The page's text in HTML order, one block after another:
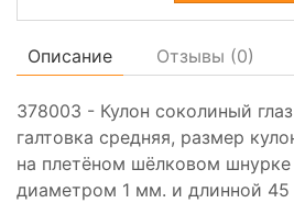
Описание Отзывы (0)
378003 - Кулон соколиный
галтовка средняя, размер
на плетёном шёлковом шнурке
диаметром 1 мм. и длинной